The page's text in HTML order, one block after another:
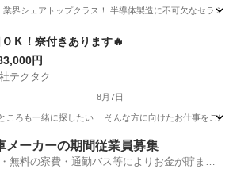
界シェアトップクラス！ 半導体製造に不可欠なセラミ
Ｋ！寮付きあります🔥
円
テクタク
8月7日
ころも一緒に探したい」 そんな方に向けたお仕事をご
メーカーの期間従業員募集
無料の寮費・通勤バス等によりお金が貯まり